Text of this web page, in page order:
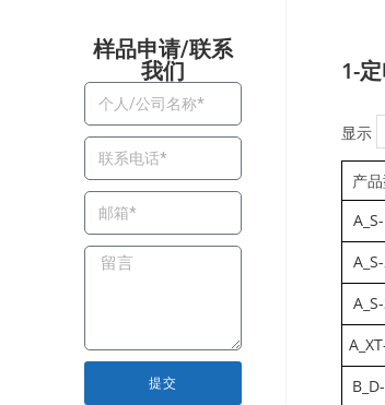
1-
显示
产
样品申请/联系
我们​
提交